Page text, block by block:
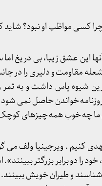
کسی مواظب او نبود؟
عشق زیبا، بی دریغ اما
مقاومت و دلیری را در
شیوه پاس داشت و به ثمر
روزنامه خواندن حاصل نمی
ما چه خوب همه چیزهای
کنیم . ویرجینیا ولف
را دو برابر بزرگتر
و طیران خویش ببینند.